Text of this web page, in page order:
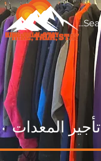
تأجير المعدات